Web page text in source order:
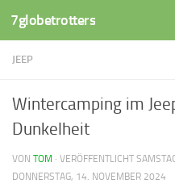
Zum Inhalt springen
7globetrotters
JEEP
Wintercamping im
Dunkelheit
VON TOM · VERÖFFENTLICHT
DONNERSTAG, 14. NOVEMBER 2024